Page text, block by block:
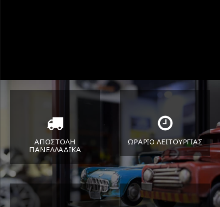
ΑΠΟΣΤΟΛΗ
ΠΑΝΕΛΛΑΔΙΚA
Όπου και αν είστε θα σας
στείλουμε τα ελαστικά σας
ΩΡΑΡΙΟ ΛΕΙΤΟΥΡΓΙΑΣ
ΔΕΥ-ΠΑΡ 8:30-17:30
ΣΑΒ 8:30-13:30